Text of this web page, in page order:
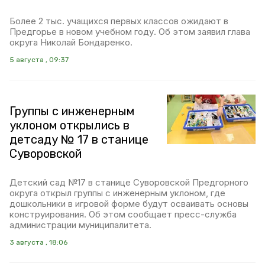
Более 2 тыс. учащихся первых классов ожидают в
Предгорье в новом учебном году. Об этом заявил глава
округа Николай Бондаренко.
5 августа , 09:37
Группы с инженерным
уклоном открылись в
детсаду № 17 в станице
Суворовской
Детский сад №17 в станице Суворовской Предгорного
округа открыл группы с инженерным уклоном, где
дошкольники в игровой форме будут осваивать основы
конструирования. Об этом сообщает пресс-служба
администрации муниципалитета.
3 августа , 18:06